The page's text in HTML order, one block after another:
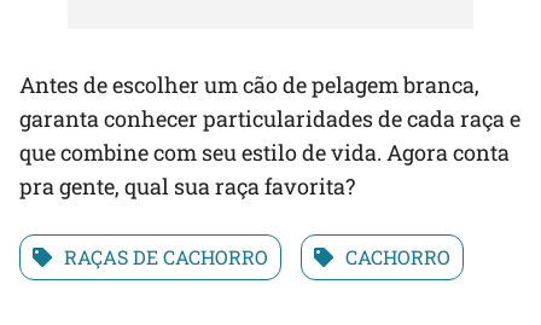
Antes de escolher um cão de pelagem branca,
garanta conhecer particularidades de cada raça e
que combine com seu estilo de vida. Agora conta
pra gente, qual sua raça favorita?
RAÇAS DE CACHORRO CACHORRO